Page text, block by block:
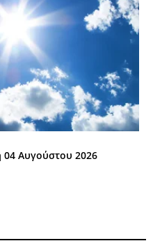
04 Αυγούστου 2026